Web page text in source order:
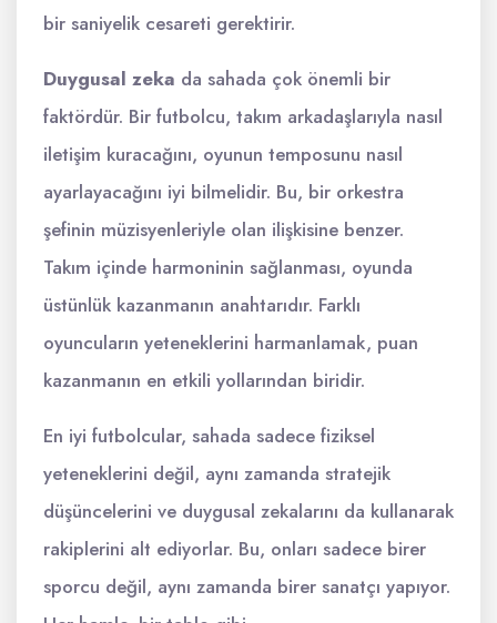
bir saniyelik cesareti gerektirir.
Duygusal zeka da sahada çok önemli bir
faktördür. Bir futbolcu, takım arkadaşlarıyla nasıl
iletişim kuracağını, oyunun temposunu nasıl
ayarlayacağını iyi bilmelidir. Bu, bir orkestra
şefinin müzisyenleriyle olan ilişkisine benzer.
Takım içinde harmoninin sağlanması, oyunda
üstünlük kazanmanın anahtarıdır. Farklı
oyuncuların yeteneklerini harmanlamak, puan
kazanmanın en etkili yollarından biridir.
En iyi futbolcular, sahada sadece fiziksel
yeteneklerini değil, aynı zamanda stratejik
düşüncelerini ve duygusal zekalarını da kullanarak
rakiplerini alt ediyorlar. Bu, onları sadece birer
sporcu değil, aynı zamanda birer sanatçı yapıyor.